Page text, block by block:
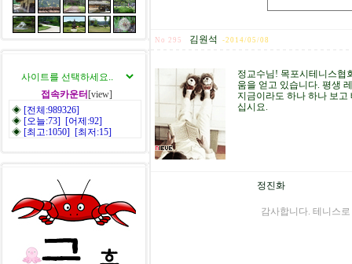
접속카운터 [view]
◈ [전체:989326]
◈ [오늘:73] [어제:92]
◈ [최고:1050] [최저:15]
No 295 김원석 -2014/05/08
정교수님! 목포시테니스협
움을 얻고 있습니다. 평생
지금이라도 하나 하나 보
십시요.
정진화
감사합니다. 테니스